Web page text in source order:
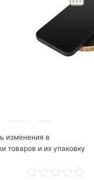
изменения в
товаров и их упаковку